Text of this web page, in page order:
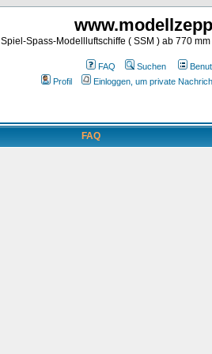
Spiel-Spass-Modellluftschiffe ( SSM ) ab 770
FAQ Suchen
Profil
Einloggen, um private
FAQ